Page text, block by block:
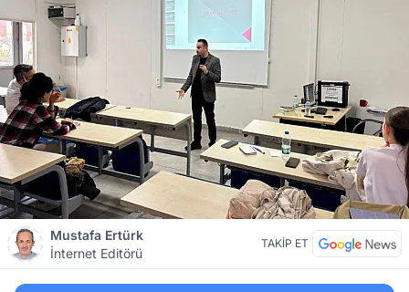
Mustafa Ertürk
İnternet Editörü
TAKİP ET